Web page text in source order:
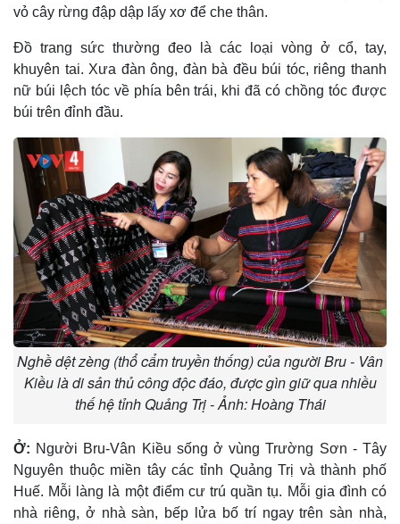
vỏ cây rừng đập dập lấy xơ để che thân.
Ðồ trang sức thường đeo là các loại vòng ở cổ, tay,
khuyên tai. Xưa đàn ông, đàn bà đều búi tóc, riêng thanh
nữ búi lệch tóc về phía bên trái, khi đã có chồng tóc được
búi trên đỉnh đầu.
Nghề dệt zèng (thổ cẩm truyền thống) của người Bru - Vân
Kiều là di sản thủ công độc đáo, được gìn giữ qua nhiều
thế hệ tỉnh Quảng Trị - Ảnh: Hoàng Thái
Ở: Người Bru-Vân Kiều sống ở vùng Trường Sơn - Tây
Nguyên thuộc miền tây các tỉnh Quảng Trị và thành phố
Huế. Mỗi làng là một điểm cư trú quần tụ. Mỗi gia đình có
nhà riêng, ở nhà sàn, bếp lửa bố trí ngay trên sàn nhà,